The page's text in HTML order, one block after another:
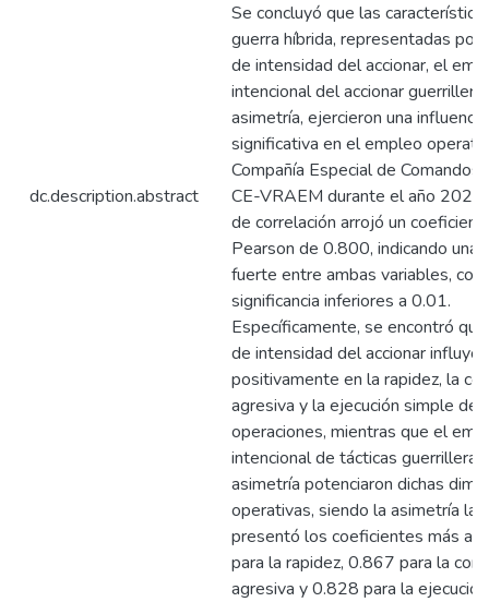
dc.description.abstract
Se concluyó que las
guerra híbrida, representadas por
de intensidad del accionar, el
intencional del accionar
asimetría, ejercieron una influencia
significativa en el empleo
Compañía Especial de
CE-VRAEM durante el año
de correlación arrojó un
Pearson de 0.800, indicando una
fuerte entre ambas variables,
significancia inferiores a 0.01.
Específicamente, se encontró
de intensidad del accionar influyó
positivamente en la rapidez, la
agresiva y la ejecución simple de
operaciones, mientras que el
intencional de tácticas
asimetría potenciaron dichas
operativas, siendo la asimetría la
presentó los coeficientes más
para la rapidez, 0.867 para la
agresiva y 0.828 para la